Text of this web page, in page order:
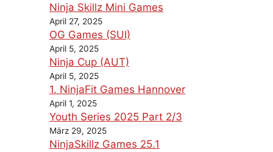
Ninja Skillz Mini Games
April 27, 2025
OG Games (SUI)
April 5, 2025
Ninja Cup (AUT)
April 5, 2025
1. NinjaFit Games Hannover
April 1, 2025
Youth Series 2025 Part 2/3
März 29, 2025
NinjaSkillz Games 25.1